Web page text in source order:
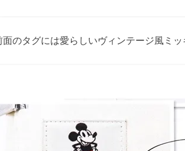
面のタグには愛らしいヴィンテージ風ミッ